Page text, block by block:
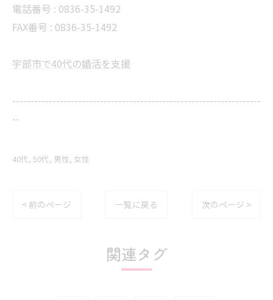
電話番号 : 0836-35-1492
FAX番号 : 0836-35-1492
宇部市で40代の婚活を支援
--------------------------------------------------------------------
--
40代 50代 男性 女性
< 前のページ 一覧に戻る 次のページ >
関連タグ